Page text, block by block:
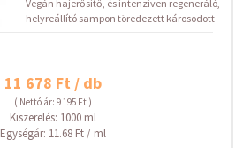
Vegán hajerősítő, és intenzíven regeneráló,
helyreállító sampon töredezett károsodott
11 678 Ft / db
( Nettó ár: 9 195 Ft )
Kiszerelés: 1000 ml
Egységár: 11.68 Ft / ml